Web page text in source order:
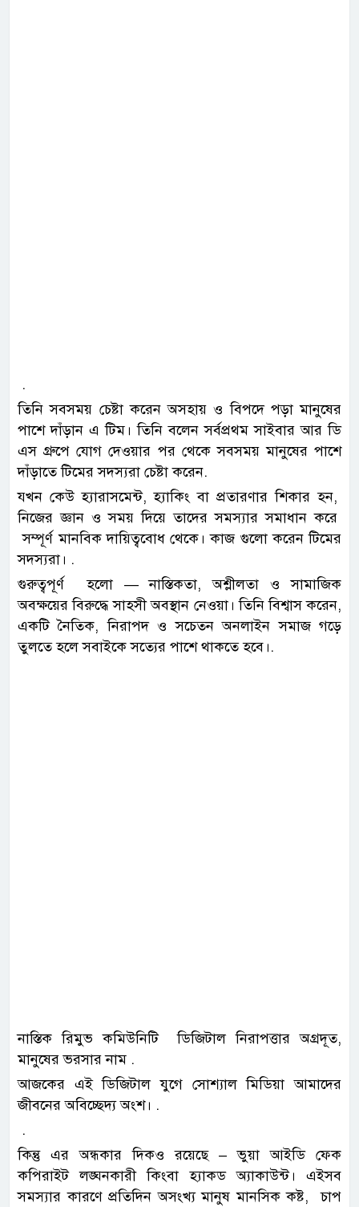
.
তিনি সবসময় চেষ্টা করেন অসহায় ও বিপদে পড়া মানুষের
পাশে দাঁড়ান এ টিম। তিনি বলেন সর্বপ্রথম সাইবার আর ডি
এস গ্রুপে যোগ দেওয়ার পর থেকে সবসময় মানুষের পাশে
দাঁড়াতে টিমের সদস্যরা চেষ্টা করেন.
যখন কেউ হ্যারাসমেন্ট, হ্যাকিং বা প্রতারণার শিকার হন,
নিজের জ্ঞান ও সময় দিয়ে তাদের সমস্যার সমাধান করে
সম্পূর্ণ মানবিক দায়িত্ববোধ থেকে। কাজ গুলো করেন টিমের
সদস্যরা। .
গুরুত্বপূর্ণ হলো — নাস্তিকতা, অশ্লীলতা ও সামাজিক
অবক্ষয়ের বিরুদ্ধে সাহসী অবস্থান নেওয়া। তিনি বিশ্বাস করেন,
একটি নৈতিক, নিরাপদ ও সচেতন অনলাইন সমাজ গড়ে
তুলতে হলে সবাইকে সত্যের পাশে থাকতে হবে।.
নাস্তিক রিমুভ কমিউনিটি ডিজিটাল নিরাপত্তার অগ্রদূত,
মানুষের ভরসার নাম .
‎আজকের এই ডিজিটাল যুগে সোশ্যাল মিডিয়া আমাদের
জীবনের অবিচ্ছেদ্য অংশ। .
.
কিন্তু এর অন্ধকার দিকও রয়েছে – ভুয়া আইডি ফেক
কপিরাইট লঙ্ঘনকারী কিংবা হ্যাকড অ্যাকাউন্ট। এইসব
সমস্যার কারণে প্রতিদিন অসংখ্য মানুষ মানসিক কষ্ট, চাপ